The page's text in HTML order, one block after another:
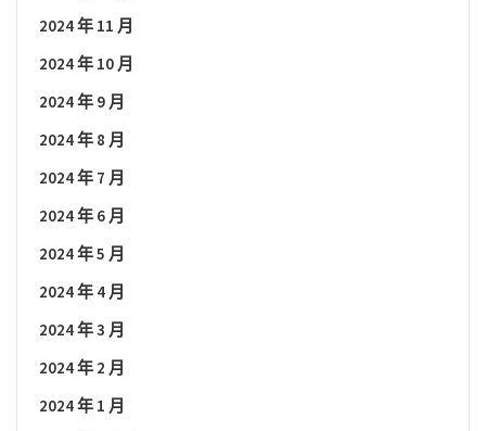
2024 年 11 月
2024 年 10 月
2024 年 9 月
2024 年 8 月
2024 年 7 月
2024 年 6 月
2024 年 5 月
2024 年 4 月
2024 年 3 月
2024 年 2 月
2024 年 1 月